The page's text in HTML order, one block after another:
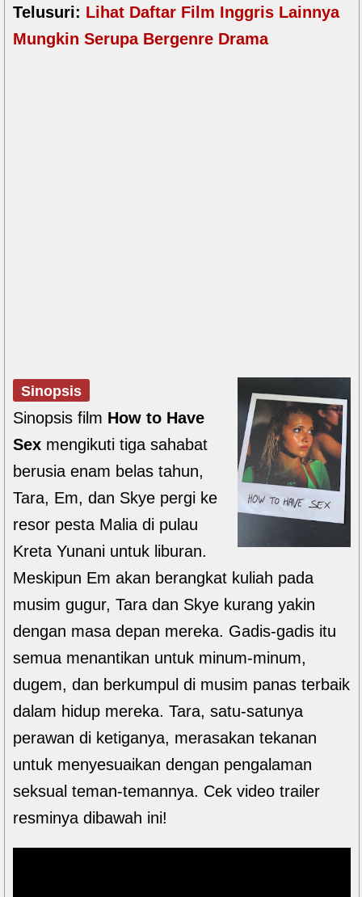
Telusuri: Lihat Daftar Film Inggris Lainnya
Mungkin Serupa Bergenre Drama
Sinopsis
Sinopsis film How to Have
Sex mengikuti tiga sahabat
berusia enam belas tahun,
Tara, Em, dan Skye pergi ke
resor pesta Malia di pulau
Kreta Yunani untuk liburan.
Meskipun Em akan berangkat kuliah pada
musim gugur, Tara dan Skye kurang yakin
dengan masa depan mereka. Gadis-gadis itu
semua menantikan untuk minum-minum,
dugem, dan berkumpul di musim panas terbaik
dalam hidup mereka. Tara, satu-satunya
perawan di ketiganya, merasakan tekanan
untuk menyesuaikan dengan pengalaman
seksual teman-temannya. Cek video trailer
resminya dibawah ini!